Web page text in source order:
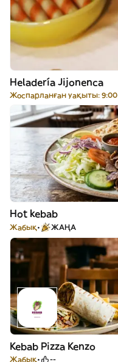
Heladería Jijonenca
Жоспарланған уақыты: 9:00
Hot kebab
Жабық ЖАҢА
Kebab Pizza Kenzo
Жабық --